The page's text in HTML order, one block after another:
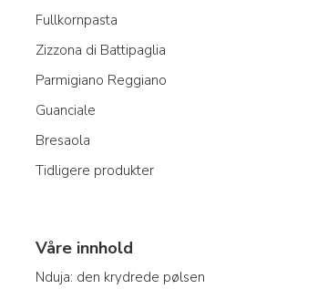
Fullkornpasta
Zizzona di Battipaglia
Parmigiano Reggiano
Guanciale
Bresaola
Tidligere produkter
Våre innhold
Nduja: den krydrede pølsen